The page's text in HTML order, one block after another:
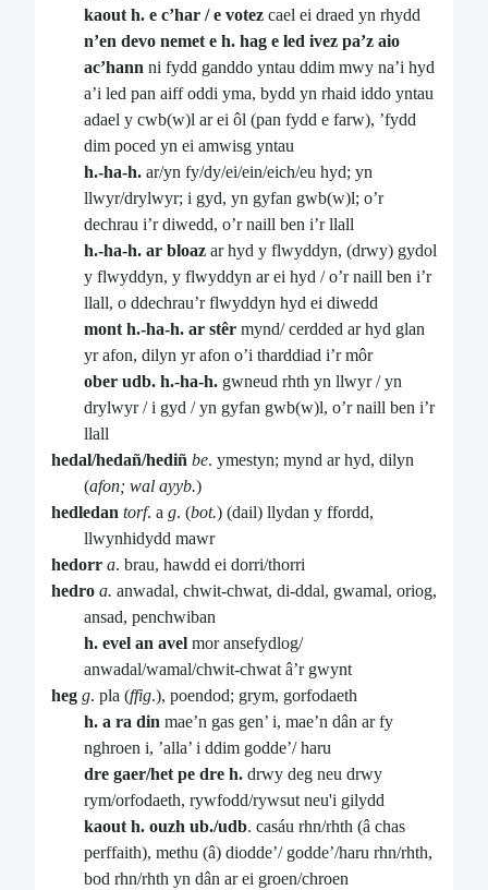
kaout h. e c’har / e votez cael ei draed yn rhydd
n’en devo nemet e h. hag e led ivez pa’z aio
ac’hann ni fydd ganddo yntau ddim mwy na’i hyd
a’i led pan aiff oddi yma, bydd yn rhaid iddo yntau
adael y cwb(w)l ar ei ôl (pan fydd e farw), ’fydd
dim poced yn ei amwisg yntau
h.-ha-h. ar/yn fy/dy/ei/ein/eich/eu hyd; yn
llwyr/drylwyr; i gyd, yn gyfan gwb(w)l; o’r
dechrau i’r diwedd, o’r naill ben i’r llall
h.-ha-h. ar bloaz ar hyd y flwyddyn, (drwy) gydol
y flwyddyn, y flwyddyn ar ei hyd / o’r naill ben i’r
llall, o ddechrau’r flwyddyn hyd ei diwedd
mont h.-ha-h. ar stêr mynd/ cerdded ar hyd glan
yr afon, dilyn yr afon o’i tharddiad i’r môr
ober udb. h.-ha-h. gwneud rhth yn llwyr / yn
drylwyr / i gyd / yn gyfan gwb(w)l, o’r naill ben i’r
llall
hedal/hedañ/hediñ be. ymestyn; mynd ar hyd, dilyn
(afon; wal ayyb.)
hedledan torf. a g. (bot.) (dail) llydan y ffordd,
llwynhidydd mawr
hedorr a. brau, hawdd ei dorri/thorri
hedro a. anwadal, chwit-chwat, di-ddal, gwamal, oriog,
ansad, penchwiban
h. evel an avel mor ansefydlog/
anwadal/wamal/chwit-chwat â’r gwynt
heg g. pla (ffig.), poendod; grym, gorfodaeth
h. a ra din mae’n gas gen’ i, mae’n dân ar fy
nghroen i, ’alla’ i ddim godde’/ haru
dre gaer/het pe dre h. drwy deg neu drwy
rym/orfodaeth, rywfodd/rywsut neu'i gilydd
kaout h. ouzh ub./udb. casáu rhn/rhth (â chas
perffaith), methu (â) diodde’/ godde’/haru rhn/rhth,
bod rhn/rhth yn dân ar ei groen/chroen